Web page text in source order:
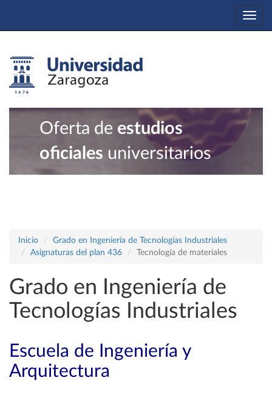
Oferta de estudios
oficiales universitarios
Inicio
Grado en Ingeniería de Tecnologías Industriales
Asignaturas del plan 436
Tecnología de materiales
Grado en Ingeniería de
Tecnologías Industriales
Escuela de Ingeniería y
Arquitectura